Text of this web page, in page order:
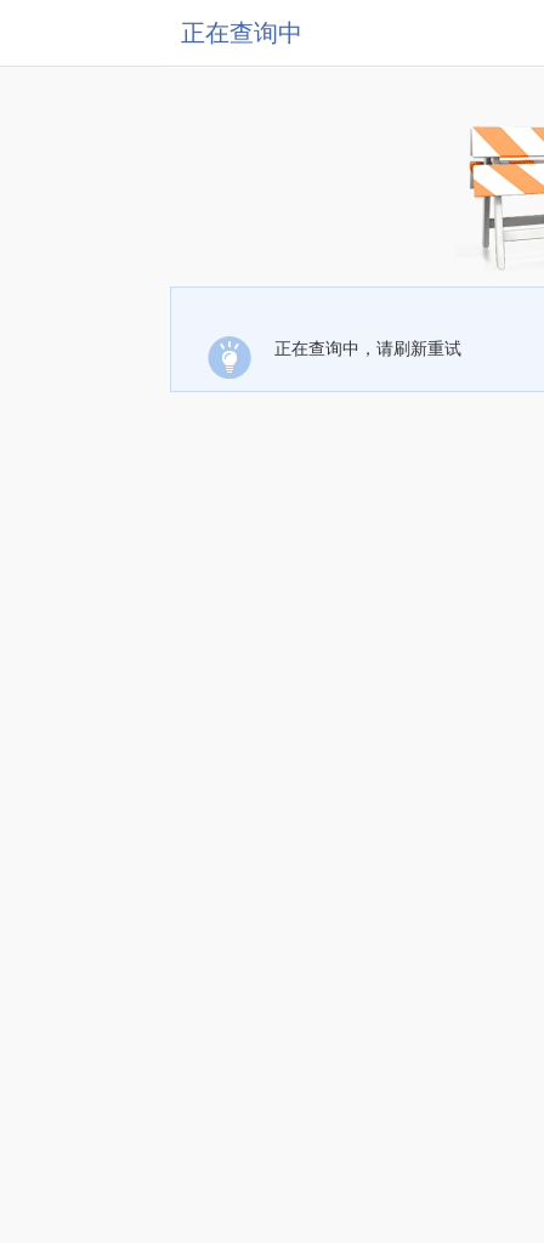
正在查询中
正在查询中，请刷新重试